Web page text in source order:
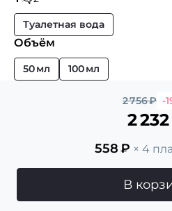
Туалетная вода
Объём
50 мл 100 мл
2 756₽ -
2 232
558₽ × 4
В